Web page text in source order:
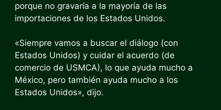
porque no gravaría a la mayoría de las
importaciones de los Estados Unidos.
«Siempre vamos a buscar el diálogo (con
Estados Unidos) y cuidar el acuerdo (de
comercio de USMCA), lo que ayuda mucho a
México, pero también ayuda mucho a los
Estados Unidos», dijo.